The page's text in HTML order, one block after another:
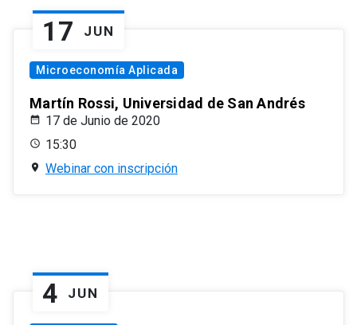
17 JUN
Microeconomía Aplicada
Martín Rossi, Universidad de San Andrés
17 de Junio de 2020
15:30
Webinar con inscripción
4 JUN